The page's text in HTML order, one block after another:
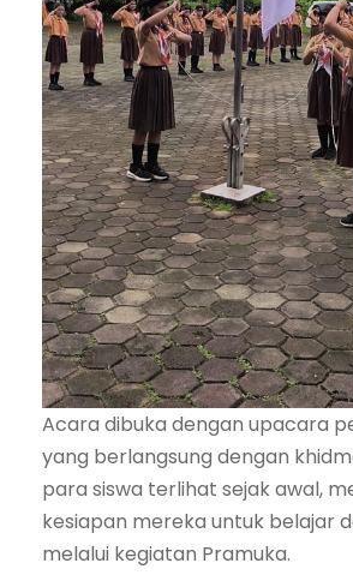
Acara dibuka dengan upacara
yang berlangsung dengan
para siswa terlihat sejak awal,
kesiapan mereka untuk belajar
melalui kegiatan Pramuka.